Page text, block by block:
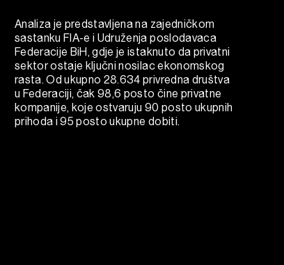
Analiza je predstavljena na zajedničkom
sastanku FIA-e i Udruženja poslodavaca
Federacije BiH, gdje je istaknuto da privatni
sektor ostaje ključni nosilac ekonomskog
rasta. Od ukupno 28.634 privredna društva
u Federaciji, čak 98,6 posto čine privatne
kompanije, koje ostvaruju 90 posto ukupnih
prihoda i 95 posto ukupne dobiti.